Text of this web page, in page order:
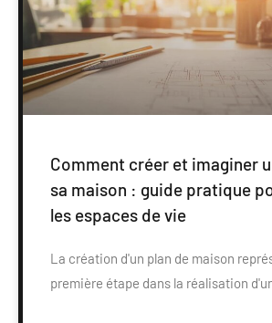
Comment créer et imaginer
sa maison : guide pratique
les espaces de vie
La création d'un plan de maison
première étape dans la réalisation